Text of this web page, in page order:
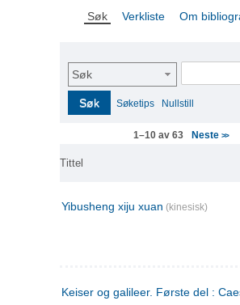
Søk Verkliste Om
Søk
Søk Søketips Nullstill
1–10 av 63 Neste>>
Tittel
Yibusheng xiju xuan (kinesisk)
Keiser og galileer. Første del :